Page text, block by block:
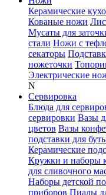
Керамические
Кованые ножи
Мусаты для
стали Ножи с
секаторы
ножеточки
Электрические
N
Сервировка
Блюда для
сервировки Вазы
цветов Вазы
подставки для
Керамические
Кружки и наборы
для сливочного
Наборы детской
приборов Пиалы